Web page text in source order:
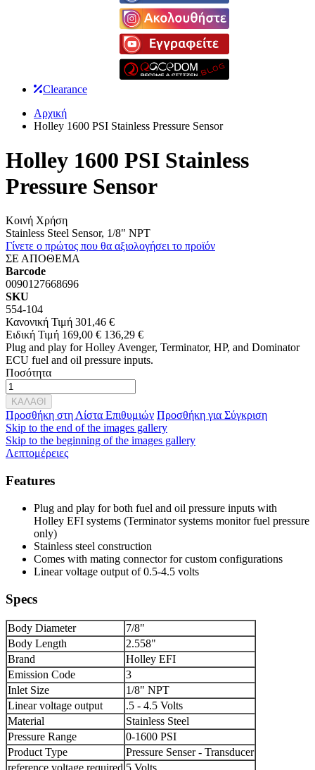
Clearance
Αρχική
Holley 1600 PSI Stainless Pressure Sensor
Holley 1600 PSI Stainless
Pressure Sensor
Κοινή Χρήση
Stainless Steel Sensor, 1/8" NPT
Γίνετε ο πρώτος που θα αξιολογήσει το προϊόν
ΣΕ ΑΠΟΘΕΜΑ
Barcode
0090127668696
SKU
554-104
Κανονική Τιμή 301,46 €
Ειδική Τιμή 169,00 € 136,29 €
Plug and play for Holley Avenger, Terminator, HP, and Dominator
ECU fuel and oil pressure inputs.
Ποσότητα
ΚΑΛΑΘΙ
Προσθήκη στη Λίστα Επιθυμιών Προσθήκη για Σύγκριση
Skip to the end of the images gallery
Skip to the beginning of the images gallery
Λεπτομέρειες
Features
Plug and play for both fuel and oil pressure inputs with
Holley EFI systems (Terminator systems monitor fuel pressure
only)
Stainless steel construction
Comes with mating connector for custom configurations
Linear voltage output of 0.5-4.5 volts
Specs
Body Diameter
7/8"
Body Length
2.558"
Brand
Holley EFI
Emission Code
3
Inlet Size
1/8" NPT
Linear voltage output
.5 - 4.5 Volts
Material
Stainless Steel
Pressure Range
0-1600 PSI
Product Type
Pressure Senser - Transducer